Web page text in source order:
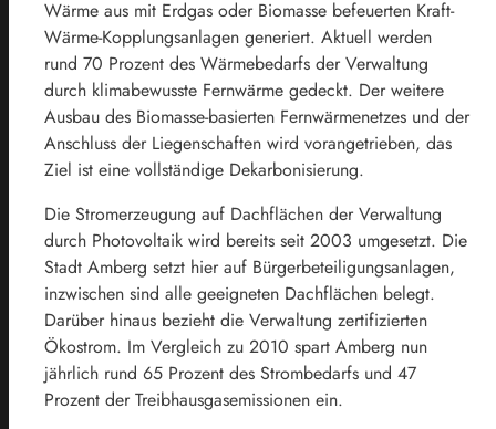
Wärme aus mit Erdgas oder Biomasse befeuerten Kraft-
Wärme-Kopplungsanlagen generiert. Aktuell werden
rund 70 Prozent des Wärmebedarfs der Verwaltung
durch klimabewusste Fernwärme gedeckt. Der weitere
Ausbau des Biomasse-basierten Fernwärmenetzes und der
Anschluss der Liegenschaften wird vorangetrieben, das
Ziel ist eine vollständige Dekarbonisierung.
Die Stromerzeugung auf Dachflächen der Verwaltung
durch Photovoltaik wird bereits seit 2003 umgesetzt. Die
Stadt Amberg setzt hier auf Bürgerbeteiligungsanlagen,
inzwischen sind alle geeigneten Dachflächen belegt.
Darüber hinaus bezieht die Verwaltung zertifizierten
Ökostrom. Im Vergleich zu 2010 spart Amberg nun
jährlich rund 65 Prozent des Strombedarfs und 47
Prozent der Treibhausgasemissionen ein.